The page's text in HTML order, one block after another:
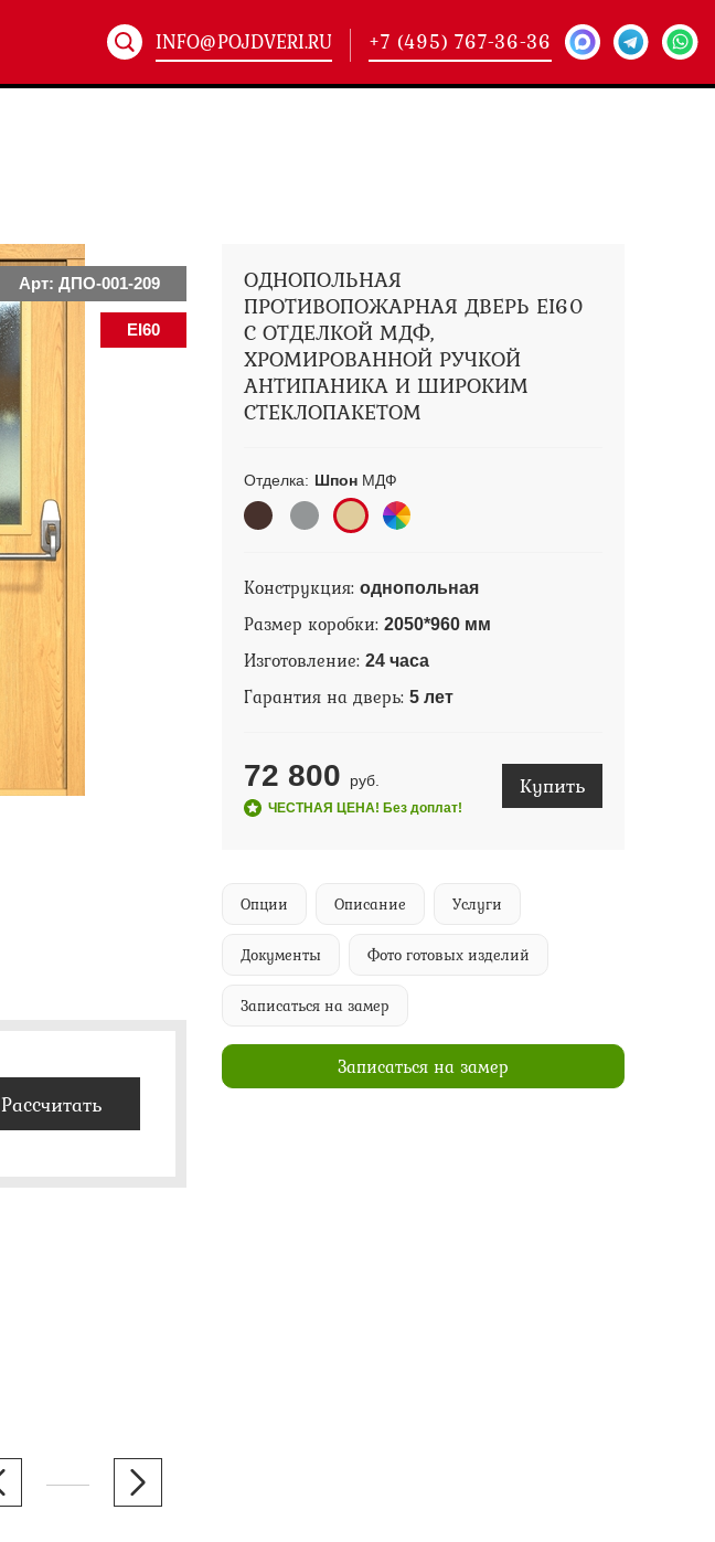
Полуторные технические двери
Двупольные технические двери(178)
INFO@POJDVERI.RU +7 (495) 767-36-36
Арт: ДПО-001-209
EI60
ОДНОПОЛЬНАЯ
ПРОТИВОПОЖАРНАЯ ДВЕРЬ EI60
С ОТДЕЛКОЙ МДФ,
ХРОМИРОВАННОЙ РУЧКОЙ
АНТИПАНИКА И ШИРОКИМ
СТЕКЛОПАКЕТОМ
Отделка: ШпонМДФ
Конструкция: однопольная
Размер коробки: 2050*960 мм
Изготовление: 24 часа
Гарантия на дверь: 5 лет
72 800 руб.
ЧЕСТНАЯ ЦЕНА! Без доплат!
Купить
Опции Описание Услуги
Документы Фото готовых изделий
Записаться на замер
Записаться на замер
Рассчитать